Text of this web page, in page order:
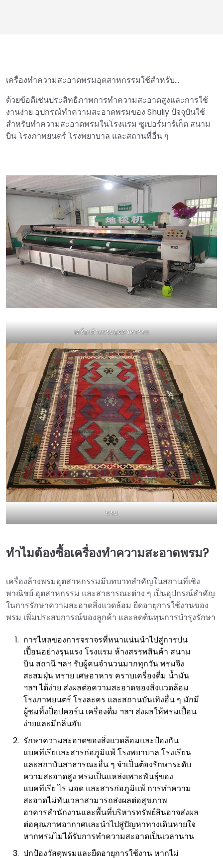
เครื่องทำความสะอาดพรมอุตสาหกรรมใช้สำหรับ…
ด้วยข้อดีเช่นประสิทธิภาพการทำความสะอาดสูงและการใช้
งานง่าย อุปกรณ์ทำความสะอาดพรมของ Shuliy ปัจจุบันใช้
สำหรับทำความสะอาดพรมในโรงแรม ซูเปอร์มาร์เก็ต สนาม
บิน โรงภาพยนตร์ โรงพยาบาล และสถานที่อื่น ๆ
เครื่องล้างพรมอุตสาหกรรม
พรม
ทำไมต้องซื้อเครื่องทำความสะอาดพรม?
เครื่องล้างพรมอุตสาหกรรมมีบทบาทสำคัญในสถานที่เชิง
พาณิชย์ อุตสาหกรรม และสาธารณะต่าง ๆ เป็นอุปกรณ์สำคัญ
ในการรักษาความสะอาดสิ่งแวดล้อม ยืดอายุการใช้งานของ
พรม เพิ่มประสบการณ์ของลูกค้า และลดต้นทุนการบำรุงรักษา
การไหลของการจราจรที่หนาแน่นนำไปสู่การปน
เปื้อนอย่างรุนแรง โรงแรม ห้างสรรพสินค้า สนาม
บิน สถานี ฯลฯ รับผู้คนจำนวนมากทุกวัน พรมจึง
สะสมฝุ่น ทราย เศษอาหาร คราบเครื่องดื่ม น้ำมัน
ฯลฯ ได้ง่าย ส่งผลต่อความสะอาดของสิ่งแวดล้อม
โรงภาพยนตร์ โรงละคร และสถานบันเทิงอื่น ๆ มักมี
ผู้ชมทิ้งป็อปคอร์น เครื่องดื่ม ฯลฯ ส่งผลให้พรมเปื้อน
ง่ายและมีกลิ่นอับ
รักษาความสะอาดของสิ่งแวดล้อมและป้องกัน
แบคทีเรียและสารก่อภูมิแพ้ โรงพยาบาล โรงเรียน
และสถาบันสาธารณะอื่น ๆ จำเป็นต้องรักษาระดับ
ความสะอาดสูง พรมเป็นแหล่งเพาะพันธุ์ของ
แบคทีเรีย ไร มอด และสารก่อภูมิแพ้ การทำความ
สะอาดไม่ทันเวลาสามารถส่งผลต่อสุขภาพ
อาคารสำนักงานและพื้นที่บริหารทรัพย์สินอาจส่งผล
ต่อคุณภาพอากาศและนำไปสู่ปัญหาทางเดินหายใจ
หากพรมไม่ได้รับการทำความสะอาดเป็นเวลานาน
ปกป้องวัสดุพรมและยืดอายุการใช้งาน หากไม่